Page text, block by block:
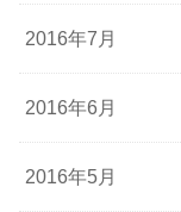
2016年7月
2016年6月
2016年5月